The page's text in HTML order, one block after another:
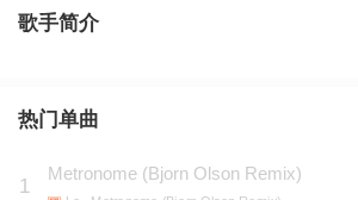
歌手简介
热门单曲
1
Metronome (Bjorn Olson Remix)